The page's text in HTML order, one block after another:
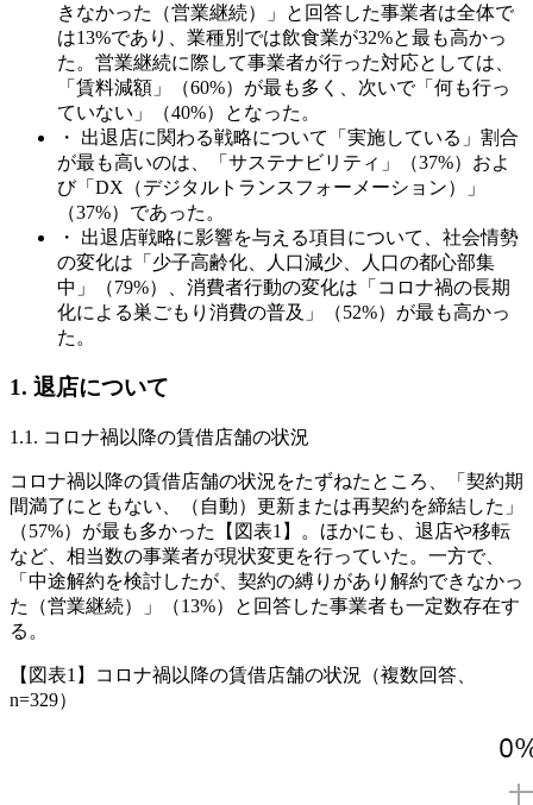
きなかった（営業継続）」と回答した事業者は全体で
は13%であり、業種別では飲食業が32%と最も高かっ
た。営業継続に際して事業者が行った対応としては、
「賃料減額」（60%）が最も多く、次いで「何も行っ
ていない」（40%）となった。
・ 出退店に関わる戦略について「実施している」割合
が最も高いのは、「サステナビリティ」（37%）およ
び「DX（デジタルトランスフォーメーション）」
（37%）であった。
・ 出退店戦略に影響を与える項目について、社会情勢
の変化は「少子高齢化、人口減少、人口の都心部集
中」（79%）、消費者行動の変化は「コロナ禍の長期
化による巣ごもり消費の普及」（52%）が最も高かっ
た。
1. 退店について
1.1. コロナ禍以降の賃借店舗の状況
コロナ禍以降の賃借店舗の状況をたずねたところ、「契約期
間満了にともない、（自動）更新または再契約を締結した」
（57%）が最も多かった【図表1】。ほかにも、退店や移転
など、相当数の事業者が現状変更を行っていた。一方で、
「中途解約を検討したが、契約の縛りがあり解約できなかっ
た（営業継続）」（13%）と回答した事業者も一定数存在す
る。
【図表1】コロナ禍以降の賃借店舗の状況（複数回答、
n=329）